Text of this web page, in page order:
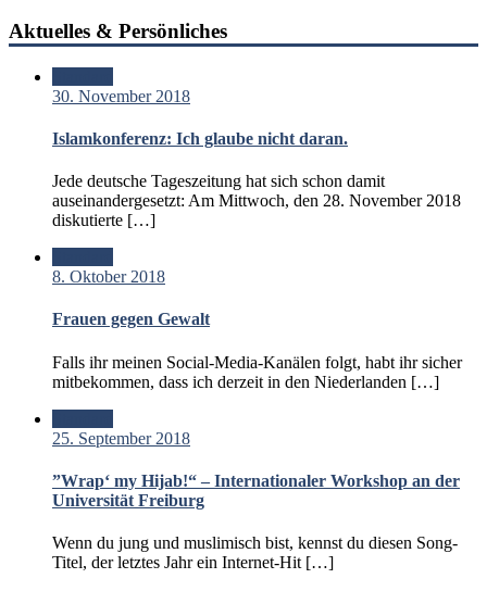
Aktuelles & Persönliches
30. November 2018
Islamkonferenz: Ich glaube nicht daran.
Jede deutsche Tageszeitung hat sich schon damit
auseinandergesetzt: Am Mittwoch, den 28. November 2018
diskutierte […]
8. Oktober 2018
Frauen gegen Gewalt
Falls ihr meinen Social-Media-Kanälen folgt, habt ihr sicher
mitbekommen, dass ich derzeit in den Niederlanden […]
25. September 2018
”Wrap‘ my Hijab!“ – Internationaler Workshop an der
Universität Freiburg
Wenn du jung und muslimisch bist, kennst du diesen Song-
Titel, der letztes Jahr ein Internet-Hit […]